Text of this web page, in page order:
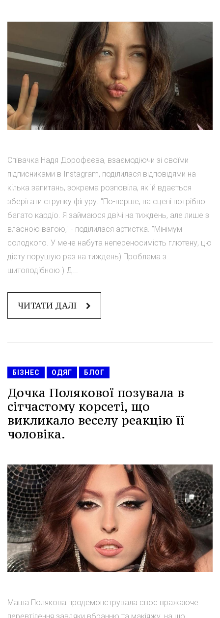
Співачка Надя Дорофєєва, взаємодіючи зі своїми
підписниками в Instagram, поділилася відповідями на
кілька запитань, зокрема розповіла, як їй вдається
зберігати струнку фігуру. "По-перше, на сцені потрібно
багато кардіо. Я займаюся двічі на тиждень, але лише з
власною вагою," - поділилася артистка. "Мінімум
солодкого. У мене набута непереносимість глютену, цю
дієту порушую раз на тиждень) Проблема з
щитоподібною ) Д...
ЧИТАТИ ДАЛІ
БІЗНЕС ОДЯГ БЛОГ
Дочка Полякової позувала в
сітчастому корсеті, що
викликало веселу реакцію її
чоловіка.
Маша Полякова продемонструвала своє вражаюче